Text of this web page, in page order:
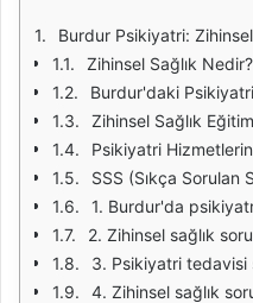
Burdur Psikiyatri:
Zihinsel Sağlık Nedir?
Burdur'daki
Zihinsel Sağlık
Psikiyatri
SSS (Sıkça Sorulan
1. Burdur'da psikiyatri
2. Zihinsel sağlık
3. Psikiyatri tedavisi
4. Zihinsel sağlık sorunları